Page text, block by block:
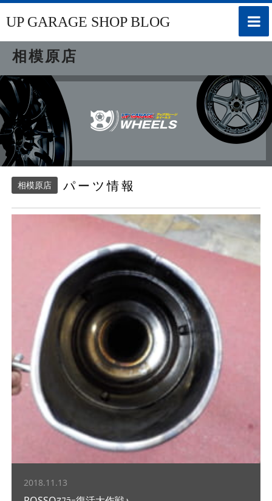
toggle
UP GARAGE SHOP BLOG
相模原店
相模原店 パーツ情報
2018.11.13